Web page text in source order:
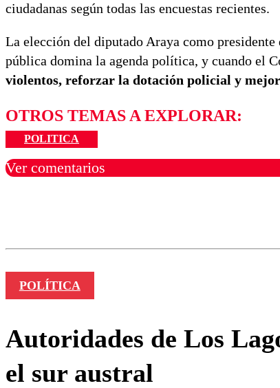
ciudadanas según todas las encuestas recientes.
La elección del diputado Araya como
pública domina la agenda política, y cuando el
violentos, reforzar la dotación policial y
OTROS TEMAS A EXPLORAR:
POLITICA
Ver comentarios
POLÍTICA
Autoridades de Los
el sur austral